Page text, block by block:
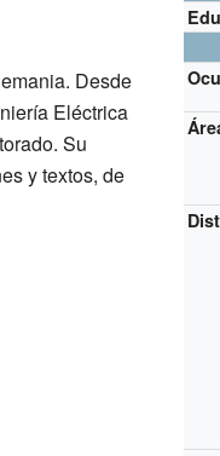
Desde
Eléctrica
Su
y textos, de